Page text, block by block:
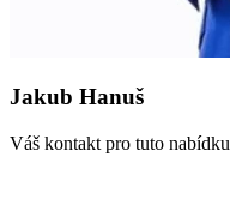
Jakub Hanuš
Váš kontakt pro tuto nabídku